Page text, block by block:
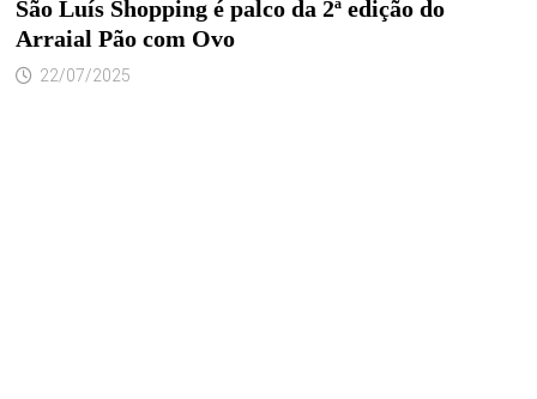
São Luís Shopping é palco da 2ª edição do
Arraial Pão com Ovo
22/07/2025